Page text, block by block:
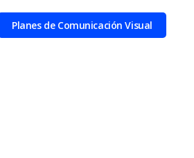
Planes de Comunicación Visual